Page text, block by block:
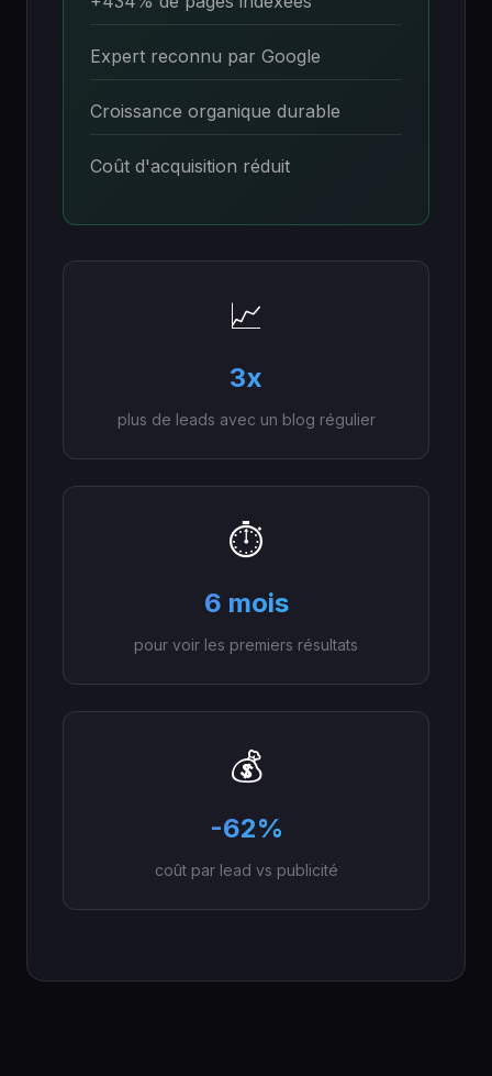
Expert reconnu par Google
Croissance organique durable
Coût d'acquisition réduit
📈
3x
plus de leads avec un blog régulier
⏱️
6 mois
pour voir les premiers résultats
💰
-62%
coût par lead vs publicité